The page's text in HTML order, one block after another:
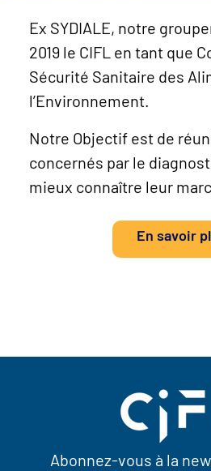
Ex SYDIALE, notre
2019 le CIFL en tant que
Sécurité Sanitaire des
l’Environnement.
Notre Objectif est de
concernés par le
mieux connaître leur
En savoir
Abonnez-vous à la